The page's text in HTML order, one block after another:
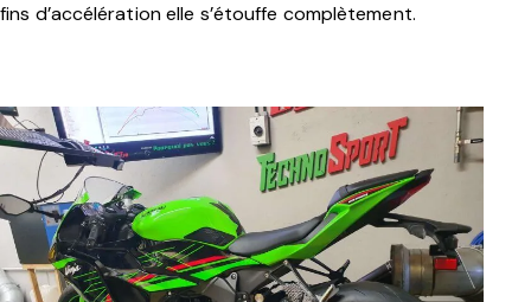
fins d’accélération elle s’étouffe complètement.